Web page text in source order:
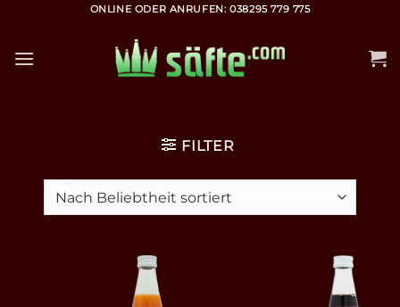
springen
ONLINE ODER ANRUFEN: 038295 779 775
FILTER